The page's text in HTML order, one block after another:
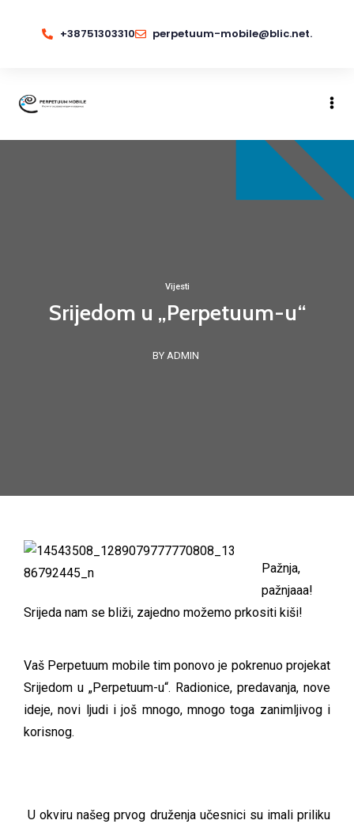
+38751303310 perpetuum-mobile@blic.net.
Vijesti
Srijedom u „Perpetuum-u“
BY ADMIN
Pažnja,
pažnjaaa!
Srijeda nam se bliži, zajedno možemo prkositi kiši!
Vaš Perpetuum mobile tim ponovo je pokrenuo projekat
Srijedom u „Perpetuum-u“. Radionice, predavanja, nove
ideje, novi ljudi i još mnogo, mnogo toga zanimljivog i
korisnog.
U okviru našeg prvog druženja učesnici su imali priliku